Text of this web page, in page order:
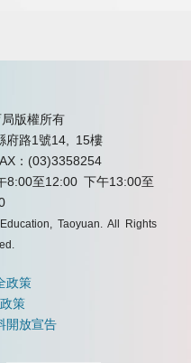
版權所有
府路1號14, 15樓
：(03)3358254
8:00至12:00 下午13:00至
Taoyuan. All Rights
政策
策
開放宣告